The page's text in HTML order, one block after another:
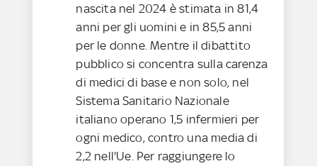
nascita nel 2024 è stimata in 81,4
anni per gli uomini e in 85,5 anni
per le donne. Mentre il dibattito
pubblico si concentra sulla carenza
di medici di base e non solo, nel
Sistema Sanitario Nazionale
italiano operano 1,5 infermieri per
ogni medico, contro una media di
2,2 nell'Ue. Per raggiungere lo